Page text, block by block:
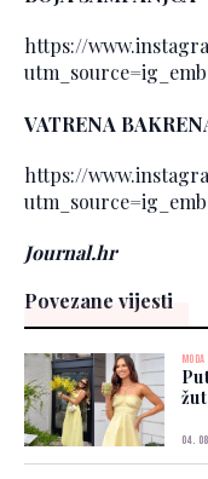
https://
VATRENA
https://
Journal.hr
Povezane vijesti
MODA
04.